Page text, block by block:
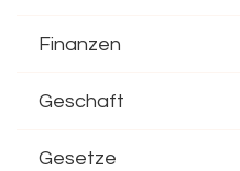
Finanzen
Geschaft
Gesetze